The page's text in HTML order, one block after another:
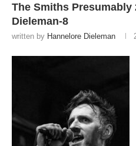
The Smiths Presumably
Dieleman-8
written by Hannelore Dieleman